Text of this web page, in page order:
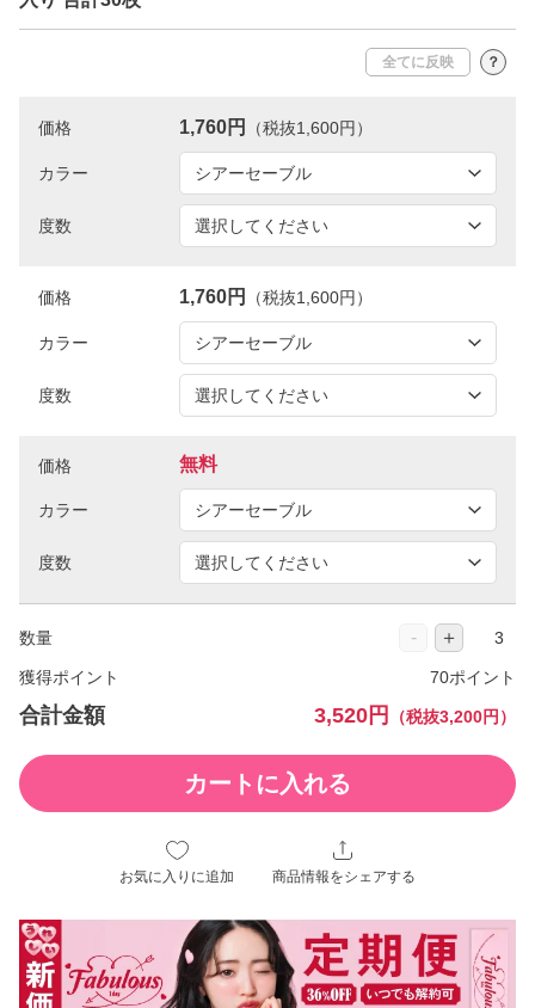
全てに反映 ？
価格 1,760円 （税抜1,600円）
カラー
度数
価格 1,760円 （税抜1,600円）
カラー
度数
価格 無料
カラー
度数
数量 - ＋
獲得ポイント 70ポイント
合計金額 3,520円 （税抜3,200円）
カートに入れる
お気に入りに追加 商品情報をシェアする